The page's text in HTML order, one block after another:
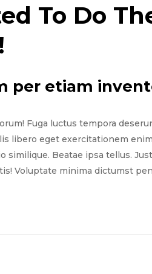
To Do
per etiam
Fuga luctus tempora
libero eget exercitationem
similique. Beatae ipsa tellus.
Voluptate minima dictumst